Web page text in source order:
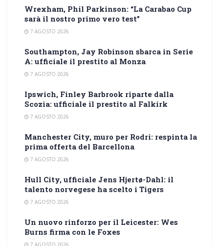
Wrexham, Phil Parkinson: “La Carabao Cup
sarà il nostro primo vero test”
7 AGOSTO 2026
Southampton, Jay Robinson sbarca in Serie
A: ufficiale il prestito al Monza
7 AGOSTO 2026
Ipswich, Finley Barbrook riparte dalla
Scozia: ufficiale il prestito al Falkirk
7 AGOSTO 2026
Manchester City, muro per Rodri: respinta la
prima offerta del Barcellona
7 AGOSTO 2026
Hull City, ufficiale Jens Hjertø-Dahl: il
talento norvegese ha scelto i Tigers
7 AGOSTO 2026
Un nuovo rinforzo per il Leicester: Wes
Burns firma con le Foxes
7 AGOSTO 2026